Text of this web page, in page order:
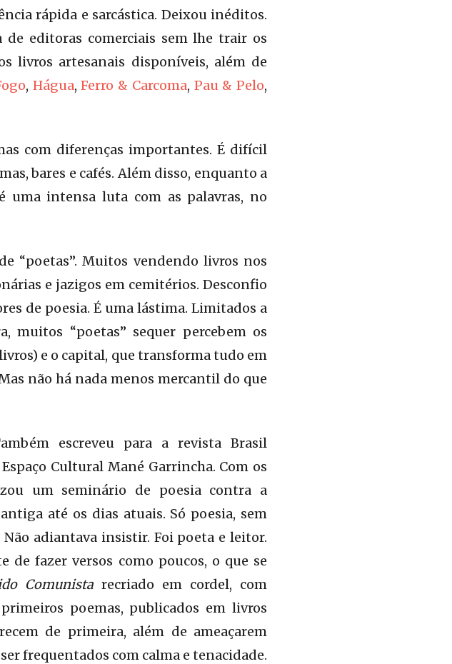
rápida e sarcástica. Deixou inéditos.
editoras comerciais sem lhe trair os
livros artesanais disponíveis, além de
, Hágua,Ferro & Carcoma, Pau & Pelo,
com diferenças importantes. É difícil
bares e cafés. Além disso, enquanto a
uma intensa luta com as palavras, no
“poetas”. Muitos vendendo livros nos
e jazigos em cemitérios. Desconfio
de poesia. É uma lástima. Limitados a
muitos “poetas” sequer percebem os
e o capital, que transforma tudo em
não há nada menos mercantil do que
escreveu para a revista Brasil
Cultural Mané Garrincha. Com os
um seminário de poesia contra a
até os dias atuais. Só poesia, sem
Não adiantava insistir. Foi poeta e leitor.
de fazer versos como poucos, o que se
Comunista recriado em cordel, com
poemas, publicados em livros
de primeira, além de ameaçarem
frequentados com calma e tenacidade.